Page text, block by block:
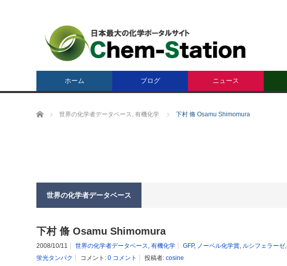
ホーム ブログ ニュース
ホーム 世界の化学者データベース, 有機化学 下村 脩 Osamu Shimomura
世界の化学者データベース
下村 脩 Osamu Shimomura
2008/10/11 世界の化学者データベース, 有機化学 GFP, ノーベル化学賞, ルシフェラーゼ,
蛍光タンパク
コメント: 0 コメント 投稿者: cosine